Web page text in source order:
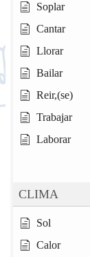
Soplar
Cantar
Llorar
Bailar
Reir,(se)
Trabajar
Laborar
CLIMA
Sol
Calor